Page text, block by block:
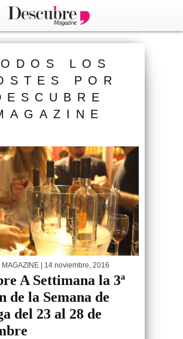
LOS
POR
| 14 noviembre, 2016
A Settimana la 3ª
de la Semana de
del 23 al 28 de